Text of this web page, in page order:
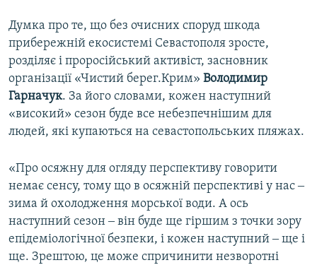
Думка про те, що без очисних споруд шкода
прибережній екосистемі Севастополя зросте,
розділяє і проросійський активіст, засновник
організації «Чистий берег.Крим» Володимир
Гарначук. За його словами, кожен наступний
«високий» сезон буде все небезпечнішим для
людей, які купаються на севастопольських пляжах.
«Про осяжну для огляду перспективу говорити
немає сенсу, тому що в осяжній перспективі у нас ‒
зима й охолодження морської води. А ось
наступний сезон ‒ він буде ще гіршим з точки зору
епідеміологічної безпеки, і кожен наступний ‒ ще і
ще. Зрештою, це може спричинити незворотні